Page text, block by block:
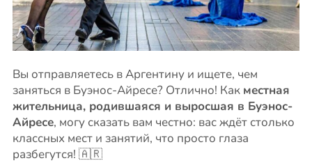
Вы отправляетесь в Аргентину и ищете, чем
заняться в Буэнос-Айресе? Отлично! Как местная
жительница, родившаяся и выросшая в Буэнос-
Айресе, могу сказать вам честно: вас ждёт столько
классных мест и занятий, что просто глаза
разбегутся! 🇦🇷